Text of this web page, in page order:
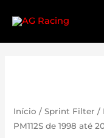
content
Início /Sprint Filter /
PM112S de 1998 até